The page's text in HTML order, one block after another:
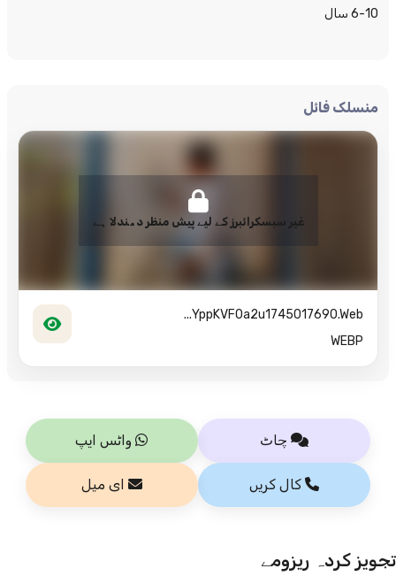
6-10 سال
منسلک فائل
غیر سبسکرائبرز کے لیے پیش منظر دھندلا ہے
YppKVF0a2u1745017690.web...
WEBP
چاٹ واٹس ایپ
کال کریں ای میل
تجویز کردہ ریزومے